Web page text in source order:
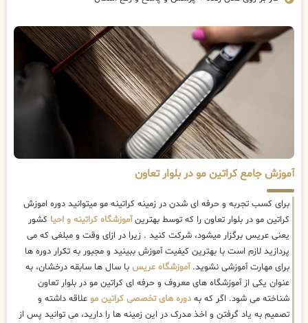
آموزش جامع کراتین مو در بلوار تعاون
برای کسب تجربه و حرفه ای شدن در زمینه کراتینه مو میتوانید دوره اموزش
کراتین مو در بلوار تعاون را که توسط بهترینآموزشگاه کراتینه و احیا کشور
یعنی عریس برگزار میشود، شرکت کنید . زیرا در ازای وقت و مبلغی که می
پردازید لازم است با بهترین کیفیت آموزش ببینید و مجبور به تکرار دوره ها
برای مهارت آموزشی نشوید.آموزشگاه عریس با سال ها سابقه درخشان، به
عنوان یکی از آموزشگاه های معروف و حرفه ای کراتین مو در بلوار تعاون
شناخته می شود. اگر که بهدوره های تخصصی کراتین مو علاقه داشته و
تصمیم به یاد گرفتن و اخذ مدرک در این زمینه ها را دارید، می توانید پس از